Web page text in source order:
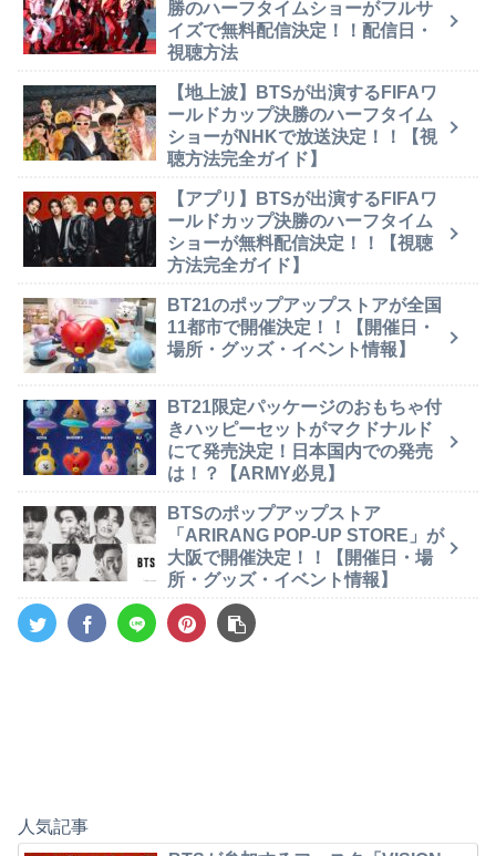
勝のハーフタイムショーがフルサ
イズで無料配信決定！！配信日・
視聴方法
【地上波】BTSが出演するFIFAワ
ールドカップ決勝のハーフタイム
ショーがNHKで放送決定！！【視
聴方法完全ガイド】
【アプリ】BTSが出演するFIFAワ
ールドカップ決勝のハーフタイム
ショーが無料配信決定！！【視聴
方法完全ガイド】
BT21のポップアップストアが全国
11都市で開催決定！！【開催日・
場所・グッズ・イベント情報】
BT21限定パッケージのおもちゃ付
きハッピーセットがマクドナルド
にて発売決定！日本国内での発売
は！？【ARMY必見】
BTSのポップアップストア
「ARIRANG POP-UP STORE」が
大阪で開催決定！！【開催日・場
所・グッズ・イベント情報】
人気記事